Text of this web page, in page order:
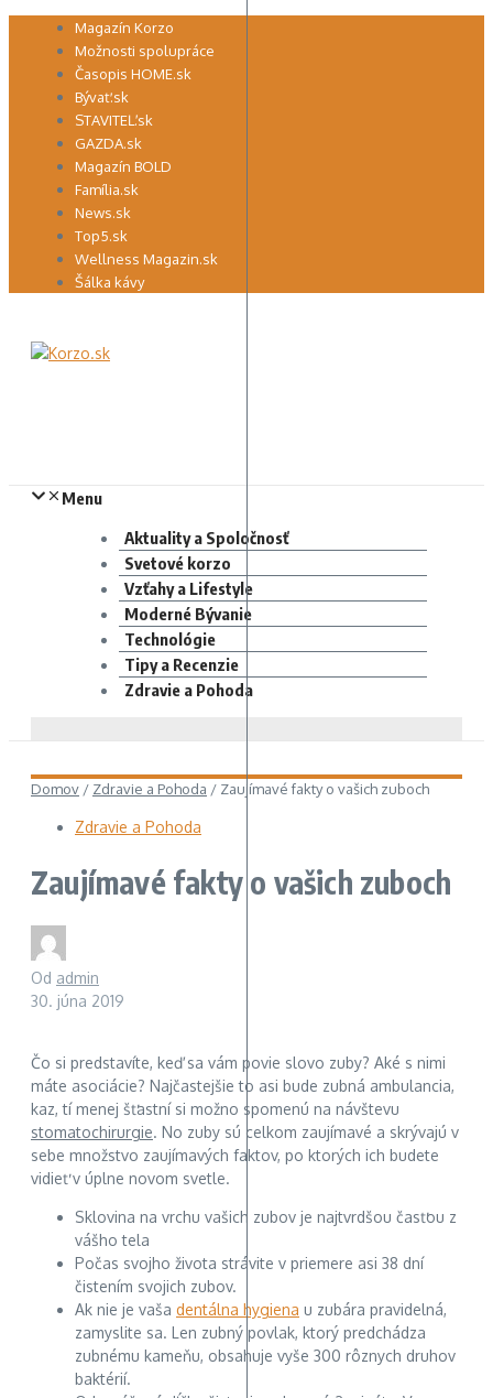
Preskočiť Magazín Korzo
Možnosti spolupráce
Časopis HOME.sk
Bývať.sk
STAVITEĽ.sk
GAZDA.sk
Magazín BOLD
Família.sk
News.sk
Top5.sk
Wellness Magazin.sk
Šálka kávy
Menu
Aktuality a Spoločnosť
Svetové korzo
Vzťahy a Lifestyle
Moderné Bývanie
Technológie
Tipy a Recenzie
Zdravie a Pohoda
Domov / Zdravie a Pohoda / Zaujímavé fakty o vašich zuboch
Zdravie a Pohoda
Zaujímavé fakty o vašich zuboch
Od admin
30. júna 2019
Čo si predstavíte, keď sa vám povie slovo zuby? Aké s nimi
máte asociácie? Najčastejšie to asi bude zubná ambulancia,
kaz, tí menej šťastní si možno spomenú na návštevu
stomatochirurgie. No zuby sú celkom zaujímavé a skrývajú v
sebe množstvo zaujímavých faktov, po ktorých ich budete
vidieť v úplne novom svetle.
Sklovina na vrchu vašich zubov je najtvrdšou časťou z
vášho tela
Počas svojho života strávite v priemere asi 38 dní
čistením svojich zubov.
Ak nie je vaša dentálna hygiena u zubára pravidelná,
zamyslite sa. Len zubný povlak, ktorý predchádza
zubnému kameňu, obsahuje vyše 300 rôznych druhov
baktérií.